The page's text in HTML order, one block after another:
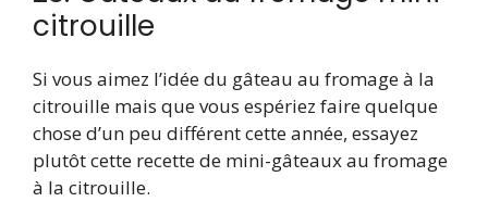
citrouille
Si vous aimez l’idée du gâteau au fromage à la
citrouille mais que vous espériez faire quelque
chose d’un peu différent cette année, essayez
plutôt cette recette de mini-gâteaux au fromage
à la citrouille.